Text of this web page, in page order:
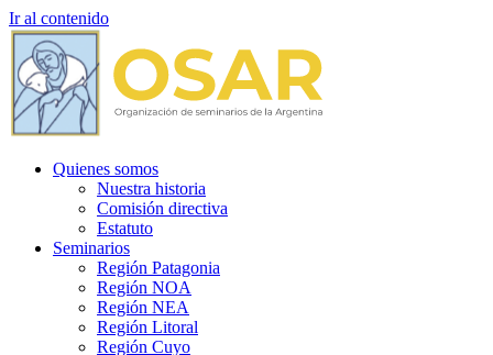
Ir al contenido
Quienes somos
Nuestra historia
Comisión directiva
Estatuto
Seminarios
Región Patagonia
Región NOA
Región NEA
Región Litoral
Región Cuyo